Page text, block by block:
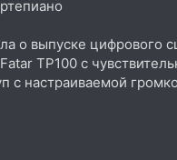
о выпуске цифрового
TP100 с
с настраиваемой